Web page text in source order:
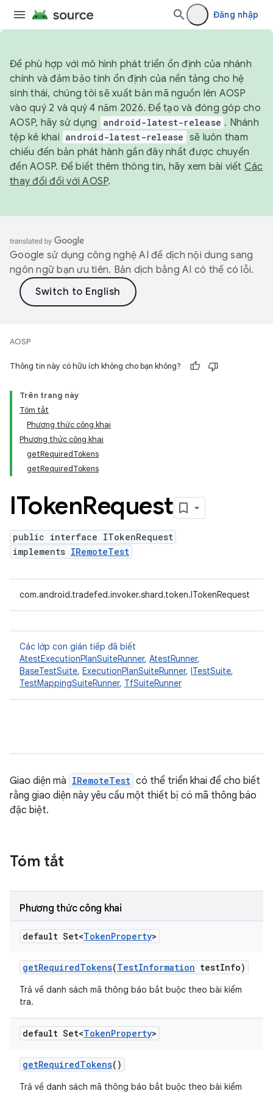
Đăng nhập
Để phù hợp với mô hình phát triển ổn định của nhánh
chính và đảm bảo tính ổn định của nền tảng cho hệ
sinh thái, chúng tôi sẽ xuất bản mã nguồn lên AOSP
vào quý 2 và quý 4 năm 2026. Để tạo và đóng góp cho
AOSP, hãy sử dụng
android-latest-release . Nhánh
tệp kê khai android-latest-release sẽ luôn tham
chiếu đến bản phát hành gần đây nhất được chuyển
đến AOSP. Để biết thêm thông tin, hãy xem bài viết Các
thay đổi đối với AOSP.
Google sử dụng công nghệ AI để dịch nội dung sang
ngôn ngữ bạn ưu tiên. Bản dịch bằng AI có thể có lỗi.
AOSP
Thông tin này có hữu ích không cho bạn không?
Trên trang này
Tóm tắt
Phương thức công khai
Phương thức công khai
getRequiredTokens
getRequiredTokens
ITokenRequest
public interface ITokenRequest
implements IRemoteTest
com.android.tradefed.invoker.shard.token.ITokenRequest
Các lớp con gián tiếp đã biết
AtestExecutionPlanSuiteRunner, AtestRunner,
BaseTestSuite, ExecutionPlanSuiteRunner, ITestSuite,
TestMappingSuiteRunner, TfSuiteRunner
Giao diện mà IRemoteTest có thể triển khai để cho biết
rằng giao diện này yêu cầu một thiết bị có mã thông báo
đặc biệt.
Tóm tắt
Phương thức công khai
default Set<TokenProperty>
getRequiredTokens(TestInformation testInfo)
Trả về danh sách mã thông báo bắt buộc theo bài kiểm
tra.
default Set<TokenProperty>
getRequiredTokens()
Trả về danh sách mã thông báo bắt buộc theo bài kiểm